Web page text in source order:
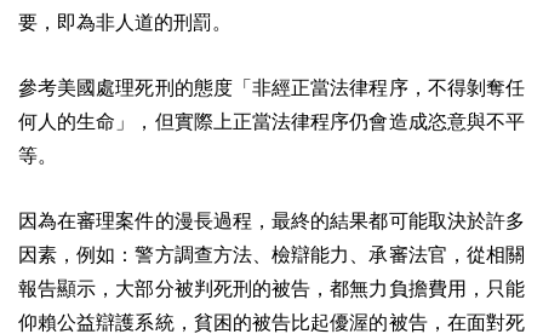
要，即為非人道的刑罰。
參考美國處理死刑的態度「非經正當法律程序，不得剝奪任
何人的生命」，但實際上正當法律程序仍會造成恣意與不平
等。
因為在審理案件的漫長過程，最終的結果都可能取決於許多
因素，例如：警方調查方法、檢辯能力、承審法官，從相關
報告顯示，大部分被判死刑的被告，都無力負擔費用，只能
仰賴公益辯護系統，貧困的被告比起優渥的被告，在面對死